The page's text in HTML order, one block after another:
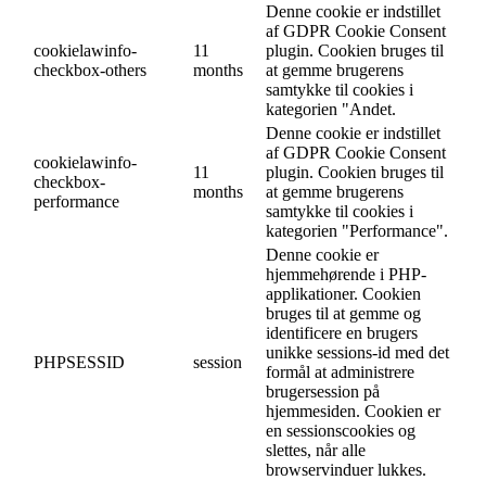
cookielawinfo-
checkbox-others
11
months
Denne cookie er indstillet
af GDPR Cookie Consent
plugin. Cookien bruges til
at gemme brugerens
samtykke til cookies i
kategorien "Andet.
cookielawinfo-
checkbox-
performance
11
months
Denne cookie er indstillet
af GDPR Cookie Consent
plugin. Cookien bruges til
at gemme brugerens
samtykke til cookies i
kategorien "Performance".
PHPSESSID session
Denne cookie er
hjemmehørende i PHP-
applikationer. Cookien
bruges til at gemme og
identificere en brugers
unikke sessions-id med det
formål at administrere
brugersession på
hjemmesiden. Cookien er
en sessionscookies og
slettes, når alle
browservinduer lukkes.